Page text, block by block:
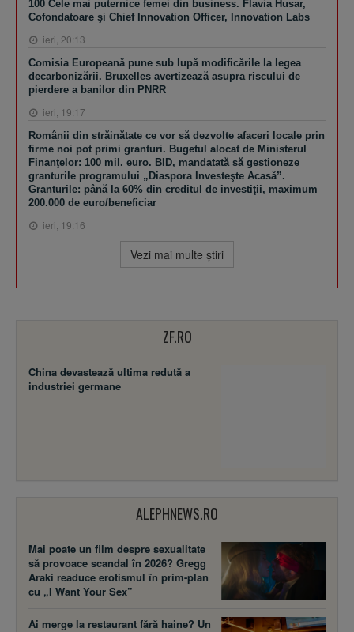
100 Cele mai puternice femei din business. Flavia Husar,
Cofondatoare şi Chief Innovation Officer, Innovation Labs
ieri, 20:13
Comisia Europeană pune sub lupă modificările la legea
decarbonizării. Bruxelles avertizează asupra riscului de
pierdere a banilor din PNRR
ieri, 19:17
Românii din străinătate ce vor să dezvolte afaceri locale prin
firme noi pot primi granturi. Bugetul alocat de Ministerul
Finanţelor: 100 mil. euro. BID, mandatată să gestioneze
granturile programului „Diaspora Investeşte Acasă”.
Granturile: până la 60% din creditul de investiţii, maximum
200.000 de euro/beneficiar
ieri, 19:16
Vezi mai multe ştiri
ZF.RO
China devastează ultima redută a
industriei germane
ALEPHNEWS.RO
Mai poate un film despre sexualitate
să provoace scandal în 2026? Gregg
Araki readuce erotismul în prim-plan
cu „I Want Your Sex”
Ai merge la restaurant fără haine? Un